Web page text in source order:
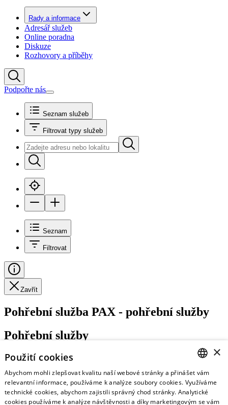
Rady a informace
Adresář služeb
Online poradna
Diskuze
Rozhovory a příběhy
Podpořte nás
Seznam služeb
Filtrovat typy služeb
Seznam
Filtrovat
Zavřít
Pohřební služba PAX - pohřební služby
Pohřební služby
https://www.pax.cz/ CZECH
ENGLISH
×
Použití cookies
Abychom mohli zlepšovat kvalitu naší webové stránky a přinášet vám
relevantní informace, používáme k analýze soubory cookies. Využíváme
technické cookies, abychom zajistili správný chod stránky. Analytické
cookies používáme k analýze návštěvnosti a díky marketingovým se vám